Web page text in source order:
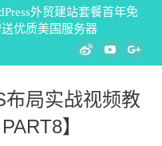
外贸建站套餐首年免
优质美国服务器
WeiboYouTube
局实战视频教
】